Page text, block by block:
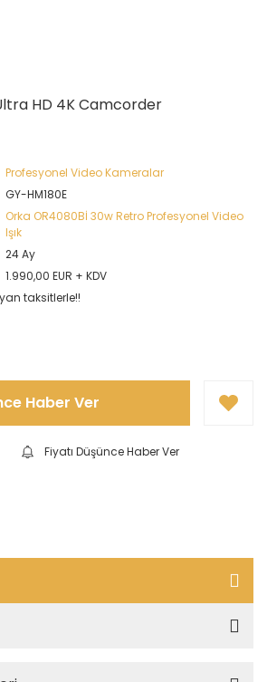
HD 4K Camcorder
Profesyonel Video Kameralar
GY-HM180E
Orka OR4080Bİ 30w Retro Profesyonel Video
Işık
24 Ay
1.990,00 EUR + KDV
taksitlerle!!
Haber Ver
Fiyatı Düşünce Haber Ver